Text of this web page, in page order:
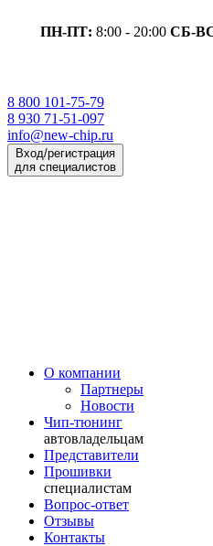
ПН-ПТ: 8:00 - 20:00 СБ-
8 800 101-75-79
8 930 71-51-097
info@new-chip.ru
Вход/регистрация
для специалистов
О компании
Партнеры
Новости
Чип-тюнинг
автовладельцам
Представители
Прошивки
специалистам
Вопрос-ответ
Отзывы
Контакты